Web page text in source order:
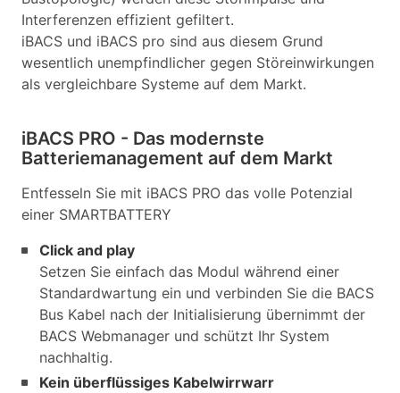
Interferenzen effizient gefiltert.
iBACS und iBACS pro sind aus diesem Grund
wesentlich unempfindlicher gegen Störeinwirkungen
als vergleichbare Systeme auf dem Markt.
iBACS PRO - Das modernste
Batteriemanagement auf dem Markt
Entfesseln Sie mit iBACS PRO das volle Potenzial
einer SMARTBATTERY
Click and play
Setzen Sie einfach das Modul während einer
Standardwartung ein und verbinden Sie die BACS
Bus Kabel nach der Initialisierung übernimmt der
BACS Webmanager und schützt Ihr System
nachhaltig.
Kein überflüssiges Kabelwirrwarr